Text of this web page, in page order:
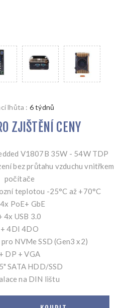
lhůta : 6 týdnů
ZJIŠTĚNÍ CENY
V1807B 35W - 54W TDP
bez průtahu vzduchu vnitřkem
počítače
teplotou -25°C až +70°C
PoE+ GbE
4x USB 3.0
+ 4DI 4DO
NVMe SSD (Gen3 x2)
+ DP + VGA
SATA HDD/SSD
na DIN lištu